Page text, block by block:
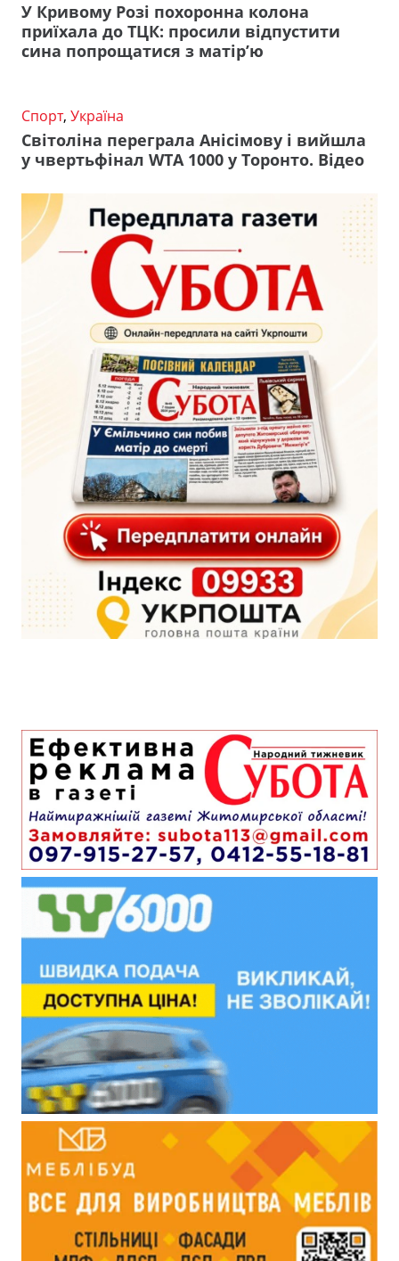
У Кривому Розі похоронна колона
приїхала до ТЦК: просили відпустити
сина попрощатися з матір’ю
Спорт, Україна
Світоліна переграла Анісімову і вийшла
у чвертьфінал WTA 1000 у Торонто. Відео